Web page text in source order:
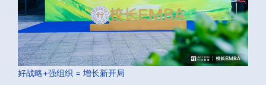
好战略+强组织 = 增长新开局